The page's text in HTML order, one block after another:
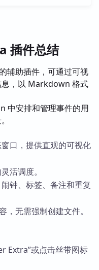
插件总结
辅助插件，可通过可视
息，以 Markdown 格式
中安排和管理事件的用
口，提供直观的可视化
活调度。
钟、标签、备注和重复
无需强制创建文件。
Extra”或点击丝带图标